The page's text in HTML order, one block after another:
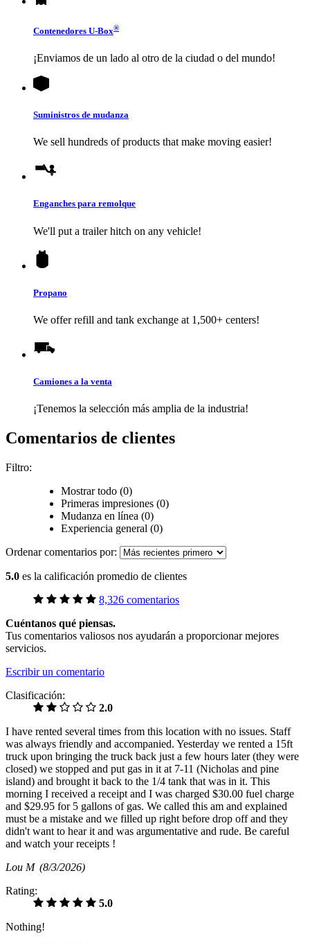
Contenedores U-Box®
¡Enviamos de un lado al otro de la ciudad o del mundo!
Suministros de mudanza
We sell hundreds of products that make moving easier!
Enganches para remolque
We'll put a trailer hitch on any vehicle!
Propano
We offer refill and tank exchange at 1,500+ centers!
Camiones a la venta
¡Tenemos la selección más amplia de la industria!
Comentarios de clientes
Filtro:
Mostrar todo (0)
Primeras impresiones (0)
Mudanza en línea (0)
Experiencia general (0)
Ordenar comentarios por:
5.0 es la calificación promedio de clientes
8,326 comentarios
Cuéntanos qué piensas.
Tus comentarios valiosos nos ayudarán a proporcionar mejores
servicios.
Escribir un comentario
Clasificación:
2.0
I have rented several times from this location with no issues. Staff
was always friendly and accompanied. Yesterday we rented a 15ft
truck upon bringing the truck back just a few hours later (they were
closed) we stopped and put gas in it at 7-11 (Nicholas and pine
island) and brought it back to the 1/4 tank that was in it. This
morning I received a receipt and I was charged $30.00 fuel charge
and $29.95 for 5 gallons of gas. We called this am and explained
must be a mistake and we filled up right before drop off and they
didn't want to hear it and was argumentative and rude. Be careful
and watch your receipts !
Lou M (8/3/2026)
Rating:
5.0
Nothing!